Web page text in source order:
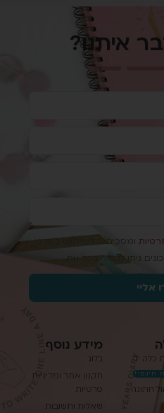
איתנו?
ומסכים/ה לשימוש בפרטי
ניתן להסיר בכל עת.
אליי
כלה יד
חינמי!
חתונה
מידע נוסף
בלוג
תקנון אתר ומדיניות
פרטיות
שאלות ותשובות